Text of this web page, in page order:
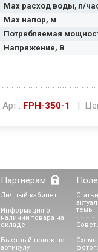
Max расход воды, л/
Max напор, м
Потребляемая
кВт
Напряжение, В
Арт.: FPH-350-1 |
Партнерам
Личный кабинет
Информация о
наличии товара на
складе
Быстрый поиск по
артикулу
темы